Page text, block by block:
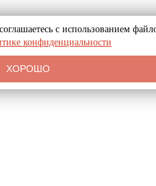
с использованием
конфиденциальности
ХОРОШО